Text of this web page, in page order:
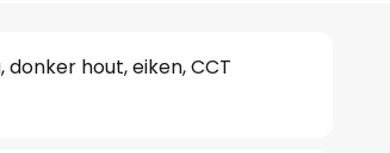
donker hout, eiken, CCT